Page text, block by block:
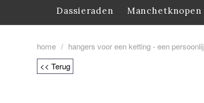
Dassieraden Manchetknopen
home / hangers voor een ketting - een
<< Terug